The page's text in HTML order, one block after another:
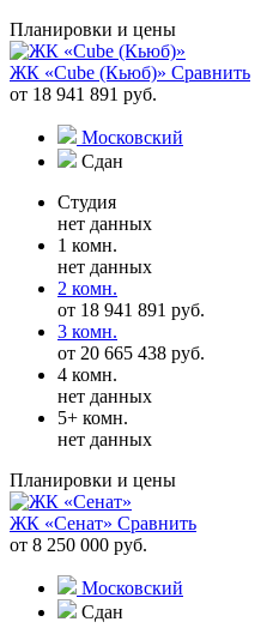
Планировки и цены
ЖК «Cube (Кьюб)» Сравнить
от 18 941 891 руб.
Московский
Сдан
Студия
нет данных
1 комн.
нет данных
2 комн.
от 18 941 891 руб.
3 комн.
от 20 665 438 руб.
4 комн.
нет данных
5+ комн.
нет данных
Планировки и цены
ЖК «Сенат» Сравнить
от 8 250 000 руб.
Московский
Сдан